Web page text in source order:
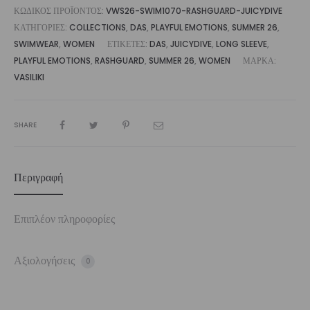
ΚΩΔΙΚΌΣ ΠΡΟΪΌΝΤΟΣ: VWS26-SWIM1070-RASHGUARD-JUICYDIVE
ΚΑΤΗΓΟΡΊΕΣ: COLLECTIONS, DAS, PLAYFUL EMOTIONS, SUMMER 26,
SWIMWEAR, WOMEN ΕΤΙΚΈΤΕΣ: DAS, JUICYDIVE, LONG SLEEVE,
PLAYFUL EMOTIONS, RASHGUARD, SUMMER 26, WOMEN
ΜΆΡΚΑ:
VASILIKI
SHARE
Περιγραφή
Επιπλέον πληροφορίες
Αξιολογήσεις 0